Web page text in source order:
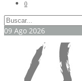
0
09 Ago 2026